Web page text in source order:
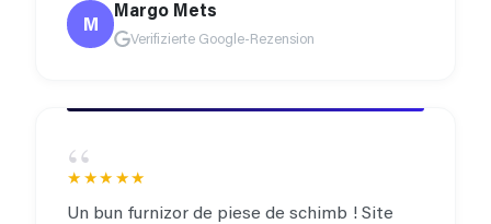
M
Margo Mets
Verifizierte Google-Rezension
“
★★★★★
Un bun furnizor de piese de schimb ! Site